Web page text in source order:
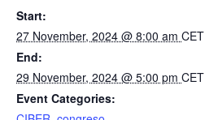
Start:
27 November, 2024 @ 8:00 am CET
End:
29 November, 2024 @ 5:00 pm CET
Event Categories: